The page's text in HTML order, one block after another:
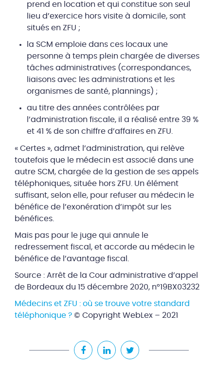
prend en location et qui constitue son seul
lieu d’exercice hors visite à domicile, sont
situés en ZFU ;
la SCM emploie dans ces locaux une
personne à temps plein chargée de diverses
tâches administratives (correspondances,
liaisons avec les administrations et les
organismes de santé, plannings) ;
au titre des années contrôlées par
l’administration fiscale, il a réalisé entre 39 %
et 41 % de son chiffre d’affaires en ZFU.
« Certes », admet l’administration, qui relève
toutefois que le médecin est associé dans une
autre SCM, chargée de la gestion de ses appels
téléphoniques, située hors ZFU. Un élément
suffisant, selon elle, pour refuser au médecin le
bénéfice de l’exonération d’impôt sur les
bénéfices.
Mais pas pour le juge qui annule le
redressement fiscal, et accorde au médecin le
bénéfice de l’avantage fiscal.
Source : Arrêt de la Cour administrative d’appel
de Bordeaux du 15 décembre 2020, n°19BX03232
Médecins et ZFU : où se trouve votre standard
téléphonique ? © Copyright WebLex – 2021